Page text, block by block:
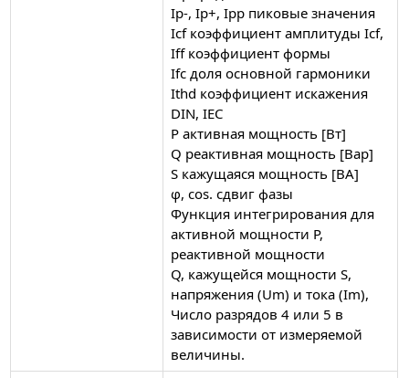
Ip-, Ip+, Ipp пиковые значения
Icf коэффициент амплитуды Icf,
Iff коэффициент формы
Ifc доля основной гармоники
Ithd коэффициент искажения
DIN, IEC
P активная мощность [Вт]
Q реактивная мощность [Вар]
S кажущаяся мощность [ВА]
φ, cos. сдвиг фазы
Функция интегрирования для
активной мощности P,
реактивной мощности
Q, кажущейся мощности S,
напряжения (Um) и тока (Im),
Число разрядов 4 или 5 в
зависимости от измеряемой
величины.